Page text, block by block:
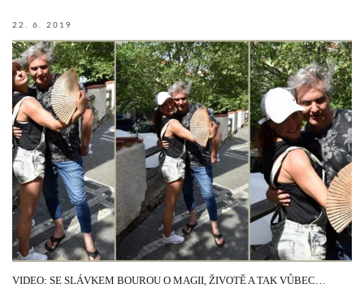
22. 6. 2019
VIDEO: SE SLÁVKEM BOUROU O MAGII, ŽIVOTĚ A TAK VŮBEC…